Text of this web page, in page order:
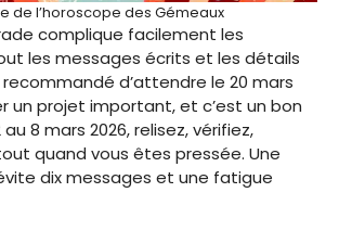
de l’horoscope des Gémeaux
complique facilement les
les messages écrits et les détails
d’attendre le 20 mars
un projet important, et c’est un bon
8 mars 2026, relisez, vérifiez,
quand vous êtes pressée. Une
dix messages et une fatigue